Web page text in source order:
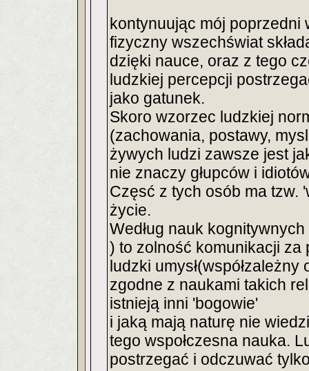
kontynuując mój poprzedni
fizyczny wszechświat
dzięki nauce, oraz z tego
ludzkiej percepcji
jako gatunek.
Skoro wzorzec ludzkiej
(zachowania, postawy,
żywych ludzi zawsze jest
nie znaczy głupców i
Częsć z tych osób ma tzw.
życie.
Według nauk
) to zolność komunikacji za
ludzki
zgodne z naukami takich
istnieją inni 'bogowie'
i jaką mają naturę nie
tego wspołczesna nauka.
postrzegać i odczuwać